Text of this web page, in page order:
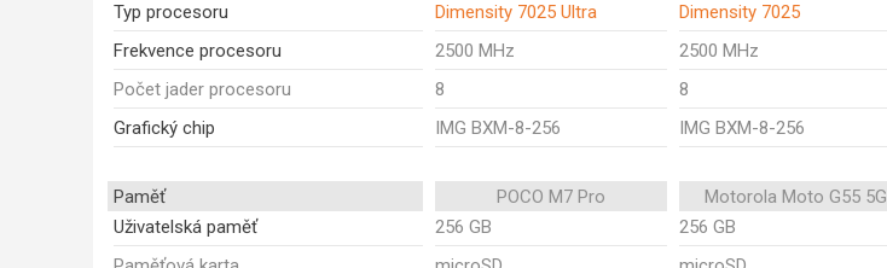
Typ procesoru
Dimensity 7025 Ultra Dimensity 7025
Frekvence procesoru
2500 MHz 2500 MHz
Počet jader procesoru
8 8
Grafický chip
IMG BXM-8-256 IMG BXM-8-256
Paměť POCO M7 Pro Motorola Moto G55 5G
Uživatelská paměť
256 GB 256 GB